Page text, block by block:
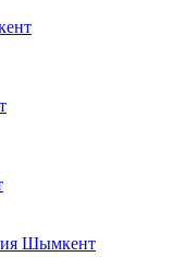
Шымкент